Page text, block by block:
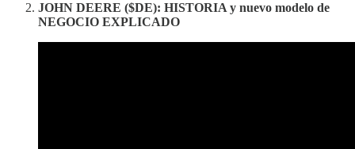
JOHN DEERE ($DE): HISTORIA y nuevo modelo de
NEGOCIO EXPLICADO